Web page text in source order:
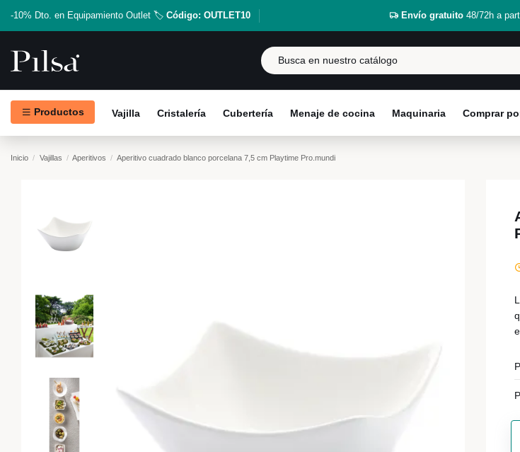
-10% Dto. en Equipamiento Outlet 🏷️ Código: OUTLET10 Envío gratuito48/72h a
Productos Vajilla Cristalería Cubertería Menaje de cocina Maquinaria Comprar
Inicio Vajillas Aperitivos Aperitivo cuadrado blanco porcelana 7,5 cm Playtime Pro.mundi